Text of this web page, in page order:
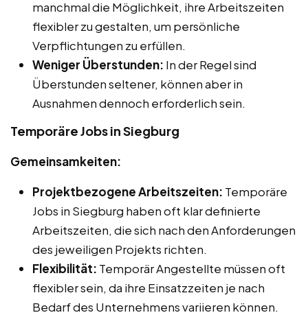
manchmal die Möglichkeit, ihre Arbeitszeiten
flexibler zu gestalten, um persönliche
Verpflichtungen zu erfüllen.
Weniger Überstunden: In der Regel sind
Überstunden seltener, können aber in
Ausnahmen dennoch erforderlich sein.
Temporäre Jobs in Siegburg
Gemeinsamkeiten:
Projektbezogene Arbeitszeiten: Temporäre
Jobs in Siegburg haben oft klar definierte
Arbeitszeiten, die sich nach den Anforderungen
des jeweiligen Projekts richten.
Flexibilität: Temporär Angestellte müssen oft
flexibler sein, da ihre Einsatzzeiten je nach
Bedarf des Unternehmens variieren können.